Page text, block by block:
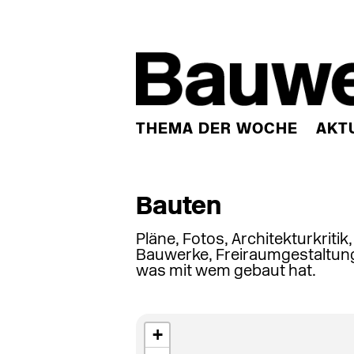
THEMA DER WOCHE
Bauten
Pläne, Fotos,
Bauwerke,
was mit wem gebaut hat.
+